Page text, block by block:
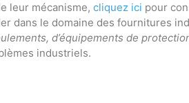
leur mécanisme, cliquez ici pour
dans le domaine des fournitures
d’équipements de
industriels.